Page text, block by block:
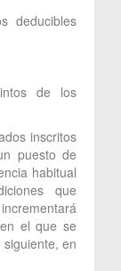
deducibles
de los
inscritos
puesto de
habitual
que
el que se
en